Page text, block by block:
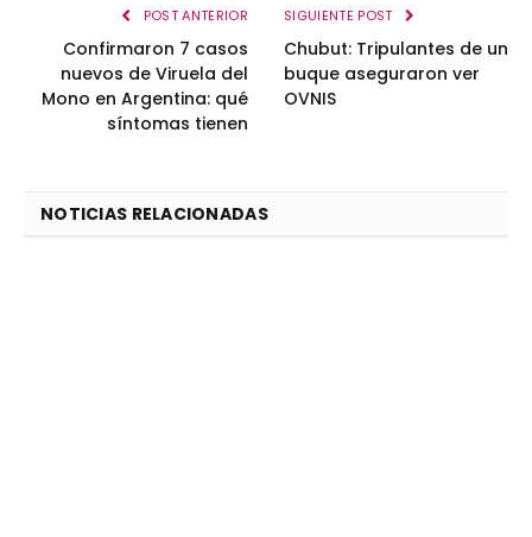
POST ANTERIOR
Confirmaron 7 casos
nuevos de Viruela del
Mono en Argentina: qué
síntomas tienen
SIGUIENTE POST
Chubut: Tripulantes de un
buque aseguraron ver
OVNIS
NOTICIAS RELACIONADAS